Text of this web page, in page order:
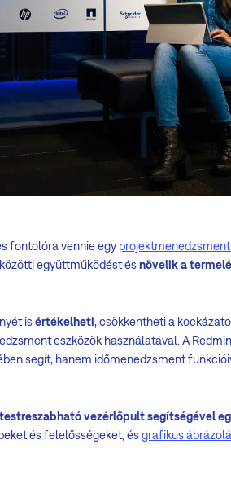
fontolóra vennie egy
együttműködést ésnövelik a
isértékelheti, csökkentheti a
eszközök használatával. A
segít, hanem időmenedzsment
testreszabható vezérlőpult segítségével
és felelősségeket, ésgrafikus